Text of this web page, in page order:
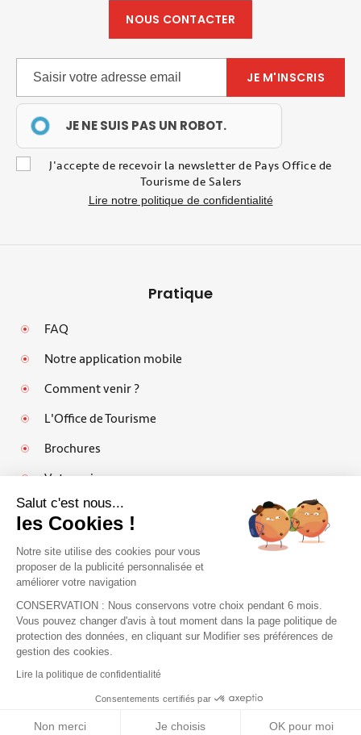
NOUS CONTACTER
JE NE SUIS PAS UN ROBOT.
J'accepte de recevoir la newsletter de Pays Office de
Tourisme de Salers
Lire notre politique de confidentialité
Pratique
FAQ
Notre application mobile
Comment venir ?
L'Office de Tourisme
Brochures
Votre avis
Mentions légales
Politique de protection des données personnelles et cookies
Espace pro
FAQ
Salut c'est nous...
les Cookies !
Notre site utilise des cookies pour vous
proposer de la publicité personnalisée et
améliorer votre navigation
CONSERVATION : Nous conservons votre choix pendant 6 mois.
Vous pouvez changer d'avis à tout moment dans la page politique de
protection des données, en cliquant sur Modifier ses préférences de
gestion des cookies.
Lire la politique de confidentialité
Consentements certifiés par
Non merci Je choisis OK pour moi
J'accepte de recevoir le guide et vos